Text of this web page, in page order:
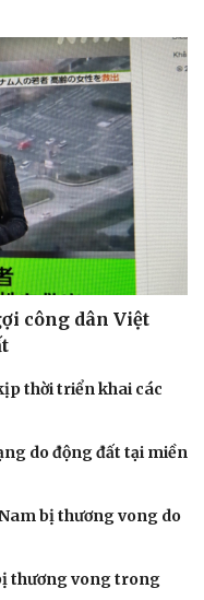
sống
đẹp
yêu - Gia đình
công dân Việt
thời triển khai các
do động đất tại miền
bị thương vong do
thương vong trong